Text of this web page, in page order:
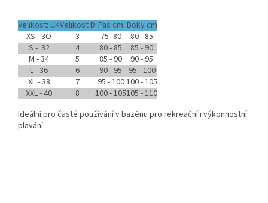
Velikost: UKVelikost D Pas cm Boky cm
XS - 3O
3 75 -80
80 - 85
S - 32
4 80 - 85
85 - 90
M - 34
5 85 - 90
90 - 95
L - 36
6 90 - 95
95 - 100
XL - 38
7 95 - 100100 - 105
XXL - 40
8 100 - 105105 - 110
Ideální pro časté používání v bazénu pro rekreační i výkonnostní
plavání.
Powered by chaterimo